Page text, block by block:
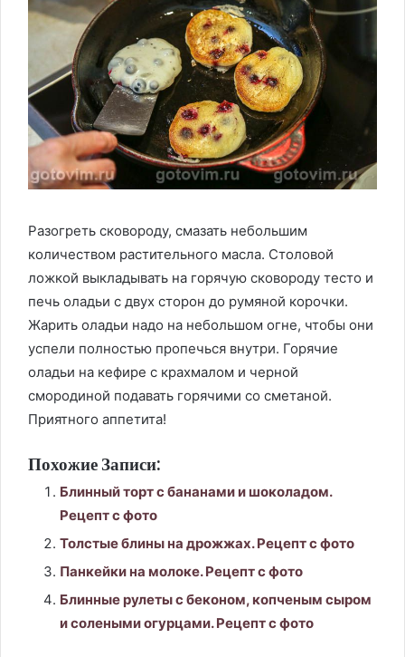
Разогреть сковороду, смазать небольшим
количеством растительного масла. Столовой
ложкой выкладывать на горячую сковороду тесто и
печь оладьи с двух сторон до румяной корочки.
Жарить оладьи надо на небольшом огне, чтобы они
успели полностью пропечься внутри. Горячие
оладьи на кефире с крахмалом и черной
смородиной подавать горячими со сметаной.
Приятного аппетита!
Похожие Записи:
Блинный торт с бананами и шоколадом.
Рецепт с фото
Толстые блины на дрожжах. Рецепт с фото
Панкейки на молоке. Рецепт с фото
Блинные рулеты с беконом, копченым сыром
и солеными огурцами. Рецепт с фото